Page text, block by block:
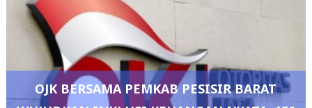
OJK BERSAMA PEMKAB PESISIR BARAT